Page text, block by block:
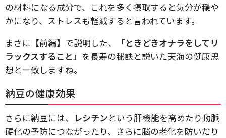
の材料になる成分で、これを多く摂取すると気分が穏や
かになり、ストレスも軽減すると言われています。
まさに【前編】で説明した、
「ときどきオナラをしてリ
ラックスすること」 を長寿の秘訣と説いた天海の健康思
想と一致しますね。
納豆の健康効果
さらに納豆には、 レシチンという肝機能を高めたり動脈
硬化の予防につながったり、さらに脳の老化を防いだり